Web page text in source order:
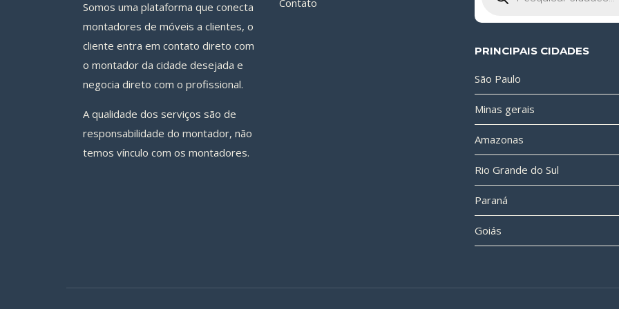
Somos uma plataforma que conecta
montadores de móveis a clientes, o
cliente entra em contato direto com
o montador da cidade desejada e
negocia direto com o profissional.
A qualidade dos serviços são de
responsabilidade do montador, não
temos vínculo com os montadores.
Contato
PRINCIPAIS CIDADES
São Paulo
Minas gerais
Amazonas
Rio Grande do Sul
Paraná
Goiás